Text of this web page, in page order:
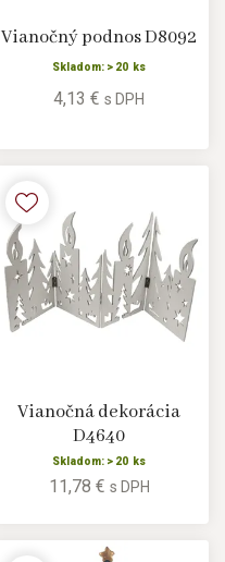
Vianočný podnos D8092
Skladom: > 20 ks
4,13 €s DPH
Vianočná dekorácia
D4640
Skladom: > 20 ks
11,78 € s DPH